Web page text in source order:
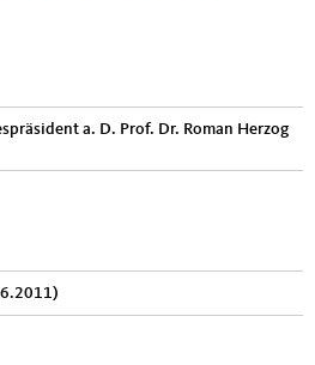
a. D. Prof. Dr. Roman Herzog